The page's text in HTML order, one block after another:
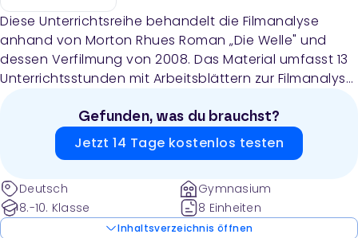
Diese Unterrichtsreihe behandelt die Filmanalyse
anhand von Morton Rhues Roman „Die Welle" und
dessen Verfilmung von 2008. Das Material umfasst 13
Unterrichtsstunden mit Arbeitsblättern zur Filmanalyse,
Film sowie eine Lernerfolgskontrolle.
Gefunden, was du brauchst?
Jetzt 14 Tage kostenlos testen
Deutsch
8.-10. Klasse
Gymnasium
8 Einheiten
Inhaltsverzeichnis öffnen